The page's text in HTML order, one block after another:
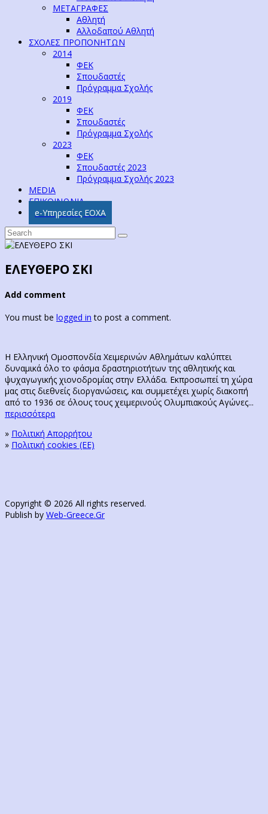
ΜΕΤΑΓΡΑΦΕΣ
Αθλητή
Αλλοδαπού Αθλητή
ΣΧΟΛΕΣ ΠΡΟΠΟΝΗΤΩΝ
2014
ΦΕΚ
Σπουδαστές
Πρόγραμμα Σχολής
2019
ΦΕΚ
Σπουδαστές
Πρόγραμμα Σχολής
2023
ΦΕΚ
Σπουδαστές 2023
Πρόγραμμα Σχολής 2023
MEDIA
ΕΠΙΚΟΙΝΩΝΙΑ
e-Υπηρεσίες ΕΟΧΑ
ΕΛΕΥΘΕΡΟ ΣΚΙ
Add comment
You must be logged in to post a comment.
Η Ελληνική Ομοσπονδία Χειμερινών Αθλημάτων καλύπτει
δυναμικά όλο το φάσμα δραστηριοτήτων της αθλητικής και
ψυχαγωγικής χιονοδρομίας στην Ελλάδα. Εκπροσωπεί τη χώρα
μας στις διεθνείς διοργανώσεις, και συμμετέχει χωρίς διακοπή
από το 1936 σε όλους τους χειμερινούς Ολυμπιακούς Αγώνες...
περισσότερα
» Πολιτική Απορρήτου
» Πολιτική cookies (ΕΕ)
Copyright © 2026 All rights reserved.
Publish by Web-Greece.Gr